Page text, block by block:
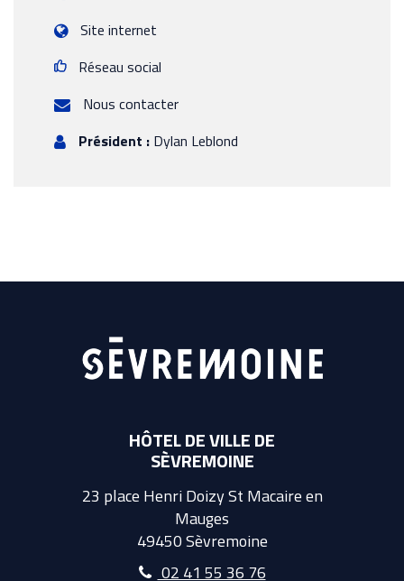
Site internet
Réseau social
Nous contacter
Président : Dylan Leblond
HÔTEL DE VILLE DE
SÈVREMOINE
23 place Henri Doizy St Macaire en
Mauges
49450 Sèvremoine
02 41 55 36 76